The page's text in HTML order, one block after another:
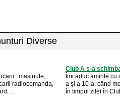
Diverse
: masinute,
radiocomanda,
...
Club A s-a
Îmi aduc aminte
a şi a 10-a, când
în timpul zilei în